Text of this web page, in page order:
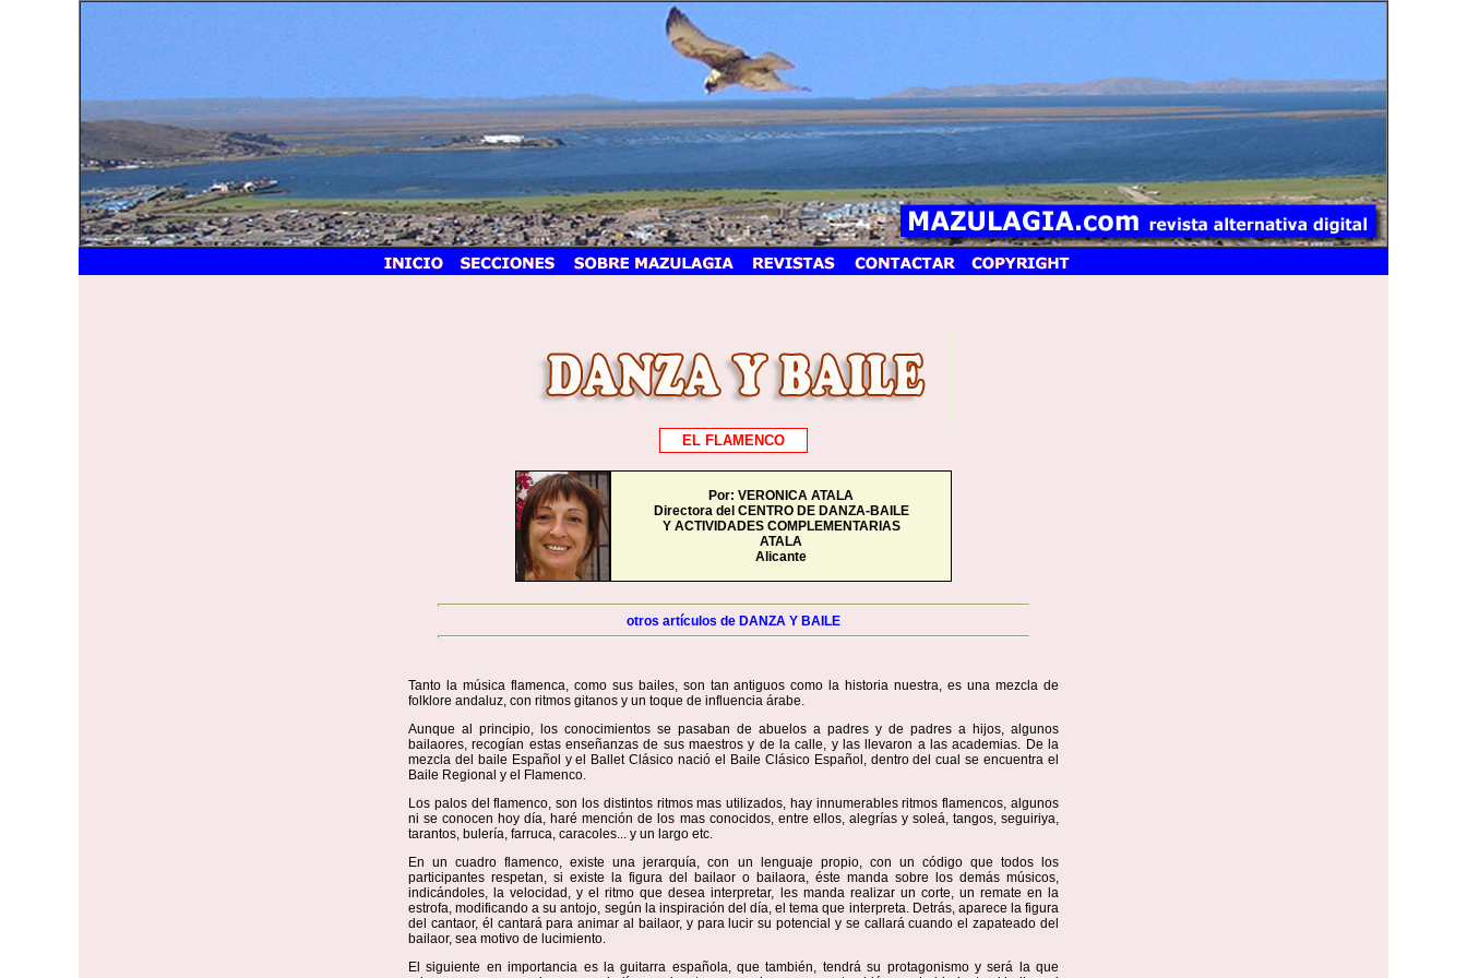
EL FLAMENCO
Por: VERONICA ATALA
Directora del CENTRO DE DANZA-BAILE
Y ACTIVIDADES COMPLEMENTARIAS
ATALA
Alicante
otros artículos de DANZA Y BAILE
Tanto la música flamenca, como sus bailes, son tan antiguos como la historia nuestra, es una mezcla de
folklore andaluz, con ritmos gitanos y un toque de influencia árabe.
Aunque al principio, los conocimientos se pasaban de abuelos a padres y de padres a hijos, algunos
bailaores, recogían estas enseñanzas de sus maestros y de la calle, y las llevaron a las academias. De la
mezcla del baile Español y el Ballet Clásico nació el Baile Clásico Español, dentro del cual se encuentra el
Baile Regional y el Flamenco.
Los palos del flamenco, son los distintos ritmos mas utilizados, hay innumerables ritmos flamencos, algunos
ni se conocen hoy día, haré mención de los mas conocidos, entre ellos, alegrías y soleá, tangos, seguiriya,
tarantos, bulería, farruca, caracoles... y un largo etc.
En un cuadro flamenco, existe una jerarquía, con un lenguaje propio, con un código que todos los
participantes respetan, si existe la figura del bailaor o bailaora, éste manda sobre los demás músicos,
indicándoles, la velocidad, y el ritmo que desea interpretar, les manda realizar un corte, un remate en la
estrofa, modificando a su antojo, según la inspiración del día, el tema que interpreta. Detrás, aparece la figura
del cantaor, él cantará para animar al bailaor, y para lucir su potencial y se callará cuando el zapateado del
bailaor, sea motivo de lucimiento.
El siguiente en importancia es la guitarra española, que también, tendrá su protagonismo y será la que